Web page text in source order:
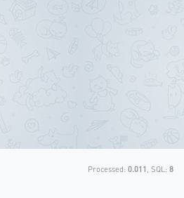
Processed: 0.011 , SQL: 8